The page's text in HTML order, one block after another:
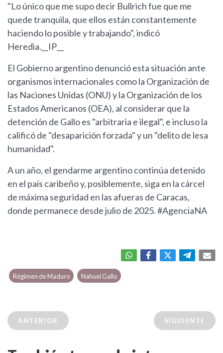
"Lo único que me supo decir Bullrich fue que me
quede tranquila, que ellos están constantemente
haciendo lo posible y trabajando", indicó
Heredia.__IP__
El Gobierno argentino denunció esta situación ante
organismos internacionales como la Organización de
las Naciones Unidas (ONU) y la Organización de los
Estados Americanos (OEA), al considerar que la
detención de Gallo es "arbitraria e ilegal", e incluso la
calificó de "desaparición forzada" y un "delito de lesa
humanidad".
A un año, el gendarme argentino continúa detenido
en el país caribeño y, posiblemente, siga en la cárcel
de máxima seguridad en las afueras de Caracas,
donde permanece desde julio de 2025. #AgenciaNA
Régimen de Maduro Nahuel Gallo
ANTERIOR SIGUIENTE